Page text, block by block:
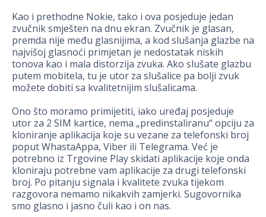
Kao i prethodne Nokie, tako i ova posjeduje jedan
zvučnik smješten na dnu ekran. Zvučnik je glasan,
premda nije među glasnijima, a kod slušanja glazbe na
najvišoj glasnoći primjetan je nedostatak niskih
tonova kao i mala distorzija zvuka. Ako slušate glazbu
putem mobitela, tu je utor za slušalice pa bolji zvuk
možete dobiti sa kvalitetnijim slušalicama.
Ono što moramo primijetiti, iako uređaj posjeduje
utor za 2 SIM kartice, nema „predinstaliranu“ opciju za
kloniranje aplikacija koje su vezane za telefonski broj
poput WhastaAppa, Viber ili Telegrama. Već je
potrebno iz Trgovine Play skidati aplikacije koje onda
kloniraju potrebne vam aplikacije za drugi telefonski
broj. Po pitanju signala i kvalitete zvuka tijekom
razgovora nemamo nikakvih zamjerki. Sugovornika
smo glasno i jasno čuli kao i on nas.